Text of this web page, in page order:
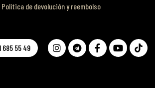
Política de devolución y reembolso
685 55 49